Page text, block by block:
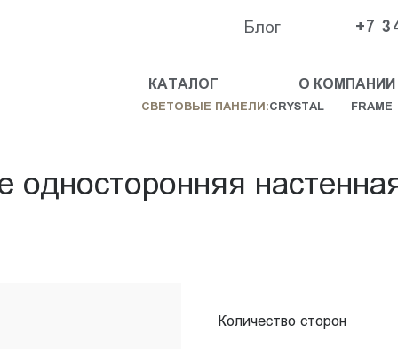
Блог +7
КАТАЛОГ О КОМПАНИИ
СВЕТОВЫЕ ПАНЕЛИ:CRYSTAL FRAME
односторонняя
Количество сторон